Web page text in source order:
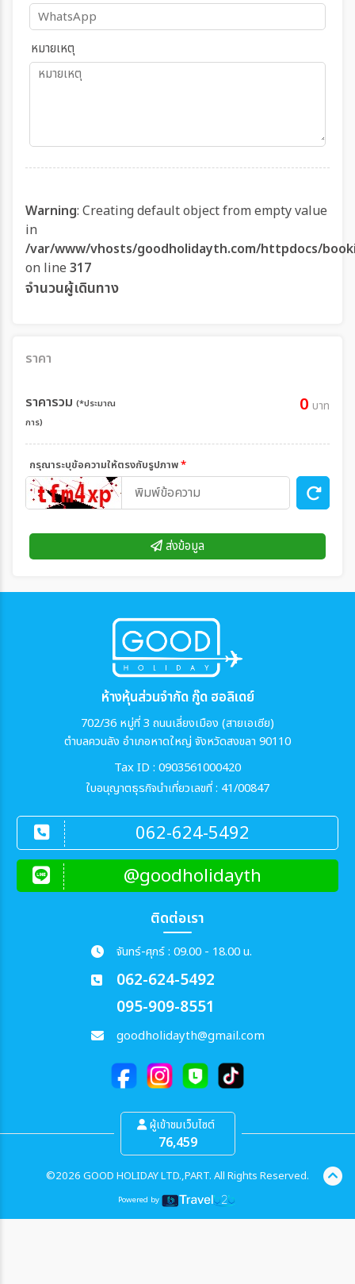
หมายเหตุ
Warning: Creating default object from empty value
in
/var/www/vhosts/goodholidayth.com/httpdocs/
on line 317
จำนวนผู้เดินทาง
ราคา
ราคารวม (*ประมาณ
การ)
0 บาท
กรุณาระบุข้อความให้ตรงกับรูปภาพ*
ส่งข้อมูล
ห้างหุ้นส่วนจำกัด กู๊ด ฮอลิเดย์
702/36 หมู่ที่ 3 ถนนเลี่ยงเมือง (สายเอเซีย)
ตำบลควนลัง อำเภอหาดใหญ่ จังหวัดสงขลา 90110
Tax ID : 0903561000420
ใบอนุญาตธุรกิจนำเที่ยวเลขที่ : 41/00847
062-624-5492
@goodholidayth
ติดต่อเรา
จันทร์-ศุกร์ : 09.00 - 18.00 น.
062-624-5492
095-909-8551
goodholidayth@gmail.com
ผู้เข้าชมเว็บไซต์
76,459
©2026 GOOD HOLIDAY LTD.,PART. All Rights Reserved.
Powered by